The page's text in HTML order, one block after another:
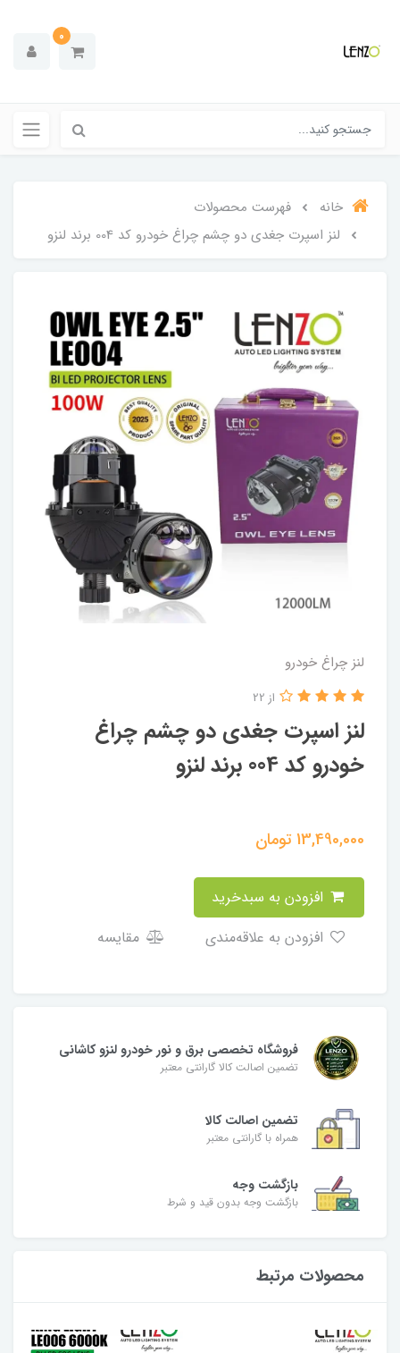
0
خانه
فهرست محصولات
لنز اسپرت جغدی دو چشم چراغ خودرو کد 004 برند لنزو
لنز چراغ خودرو
لنز اسپرت جغدی دو چشم چراغ
خودرو کد 004 برند لنزو
از 22
13,490,000تومان
مقایسه
فروشگاه تخصصی برق و نور خودرو لنزو کاشانی
تضمین اصالت کالا گارانتی معتبر
تضمین اصالت کالا
همراه با گارانتی معتبر
بازگشت وجه
بازگشت وجه بدون قید و شرط
محصولات مرتبط